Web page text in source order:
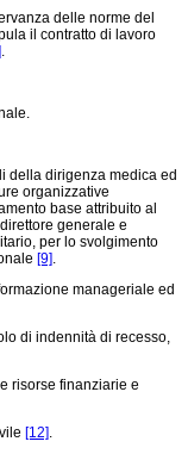
delle norme del
il contratto di lavoro
.
della dirigenza medica ed
organizzative
base attribuito al
generale e
per lo svolgimento
[9].
manageriale ed
di indennità di recesso,
risorse finanziarie e
[12].